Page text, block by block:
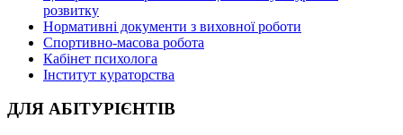
розвитку
Нормативні документи з виховної роботи
Спортивно-масова робота
Кабінет психолога
Інститут кураторства
ДЛЯ АБІТУРІЄНТІВ